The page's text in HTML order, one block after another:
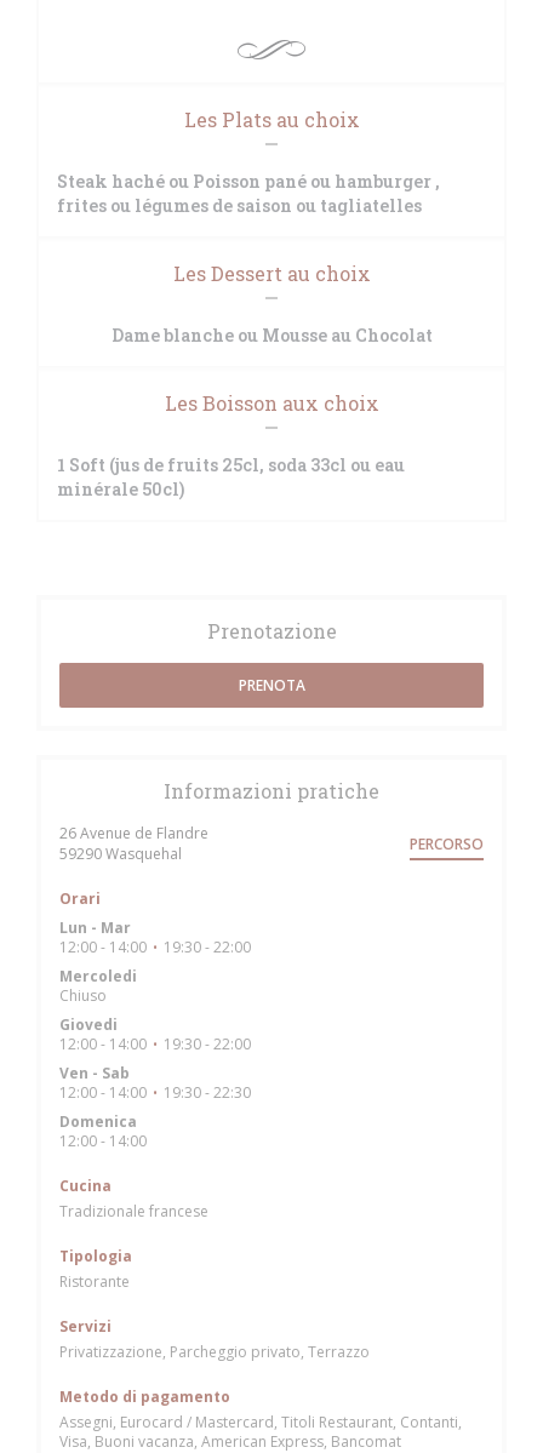
Les Plats au choix
Steak haché ou Poisson pané ou hamburger ,
frites ou légumes de saison ou tagliatelles
Les Dessert au choix
Dame blanche ou Mousse au Chocolat
Les Boisson aux choix
1 Soft (jus de fruits 25cl, soda 33cl ou eau
minérale 50cl)
Prenotazione
PRENOTA
Informazioni pratiche
26 Avenue de Flandre
59290 Wasquehal
PERCORSO
Orari
Lun - Mar
12:00 - 14:00 • 19:30 - 22:00
Mercoledi
Chiuso
Giovedi
12:00 - 14:00 • 19:30 - 22:00
Ven - Sab
12:00 - 14:00 • 19:30 - 22:30
Domenica
12:00 - 14:00
Cucina
Tradizionale francese
Tipologia
Ristorante
Servizi
Privatizzazione, Parcheggio privato, Terrazzo
Metodo di pagamento
Assegni, Eurocard / Mastercard, Titoli Restaurant, Contanti,
Visa, Buoni vacanza, American Express, Bancomat